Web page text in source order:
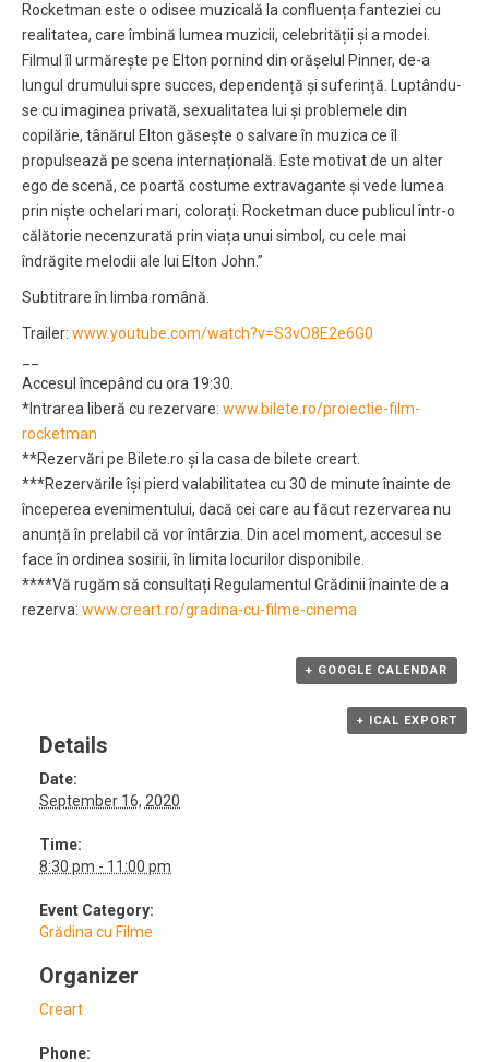
Rocketman este o odisee muzicală la confluența fanteziei cu
realitatea, care îmbină lumea muzicii, celebrității și a modei.
Filmul îl urmărește pe Elton pornind din orășelul Pinner, de-a
lungul drumului spre succes, dependență și suferință. Luptându-
se cu imaginea privată, sexualitatea lui și problemele din
copilărie, tânărul Elton găsește o salvare în muzica ce îl
propulsează pe scena internațională. Este motivat de un alter
ego de scenă, ce poartă costume extravagante și vede lumea
prin niște ochelari mari, colorați. Rocketman duce publicul într-o
călătorie necenzurată prin viața unui simbol, cu cele mai
îndrăgite melodii ale lui Elton John.”
Subtitrare în limba română.
Trailer: www.youtube.com/watch?v=S3vO8E2e6G0
Accesul începând cu ora 19:30.
*Intrarea liberă cu rezervare: www.bilete.ro/proiectie-film-
rocketman
**Rezervări pe Bilete.ro și la casa de bilete creart.
***Rezervările își pierd valabilitatea cu 30 de minute înainte de
începerea evenimentului, dacă cei care au făcut rezervarea nu
anunță în prelabil că vor întârzia. Din acel moment, accesul se
face în ordinea sosirii, în limita locurilor disponibile.
****Vă rugăm să consultați Regulamentul Grădinii înainte de a
rezerva: www.creart.ro/gradina-cu-filme-cinema
+ GOOGLE CALENDAR
+ ICAL EXPORT
Details
Date:
September 16, 2020
Time:
8:30 pm - 11:00 pm
Event Category:
Grădina cu Filme
Organizer
Creart
Phone: